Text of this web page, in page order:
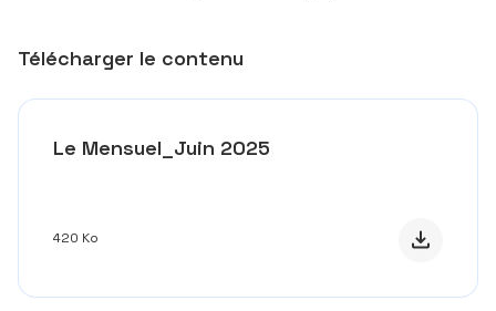
Télécharger le contenu
Le Mensuel_Juin 2025
420 Ko Télécharger